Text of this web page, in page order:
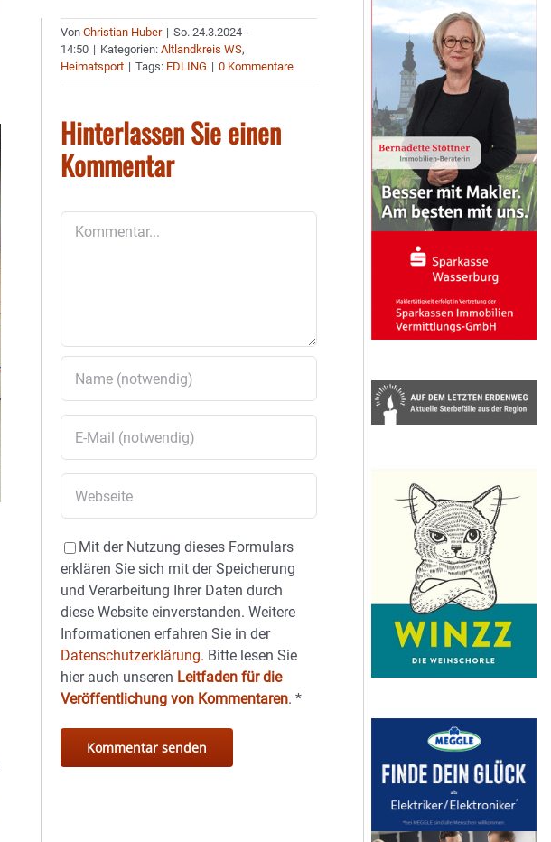
VonChristian Huber | So. 24.3.2024 -
14:50 | Kategorien:Altlandkreis WS,
Heimatsport | Tags: EDLING | 0 Kommentare
Hinterlassen Sie einen
Kommentar
Mit der Nutzung dieses Formulars
erklären Sie sich mit der Speicherung
und Verarbeitung Ihrer Daten durch
diese Website einverstanden. Weitere
Informationen erfahren Sie in der
Datenschutzerklärung. Bitte lesen Sie
hier auch unseren Leitfaden für die
Veröffentlichung von Kommentaren.*